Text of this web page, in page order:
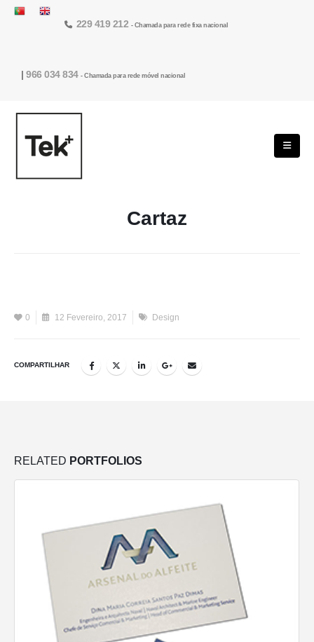
229 419 212 - Chamada para rede fixa nacional
| 966 034 834 - Chamada para rede móvel nacional
Cartaz
0 12 Fevereiro, 2017 Design
COMPARTILHAR
RELATED PORTFOLIOS